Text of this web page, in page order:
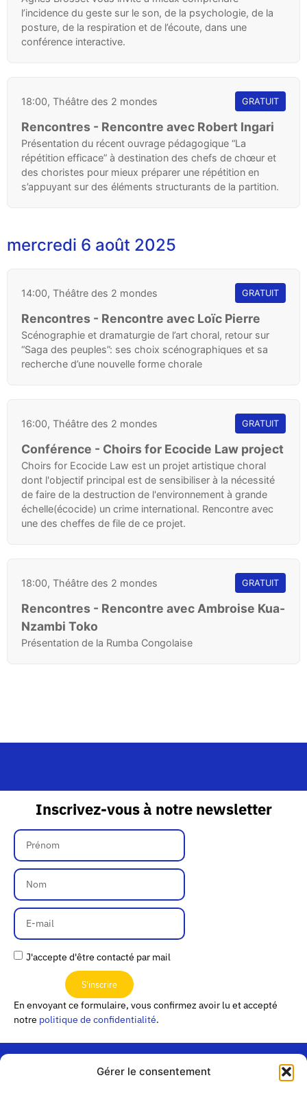
Gérer le consentement
l’incidence du geste sur le son, de la psychologie, de la
posture, de la respiration et de l’écoute, dans une
conférence interactive.
18:00, Théâtre des 2 mondes GRATUIT
Rencontres - Rencontre avec Robert Ingari
Présentation du récent ouvrage pédagogique “La
répétition efficace” à destination des chefs de chœur et
des choristes pour mieux préparer une répétition en
s’appuyant sur des éléments structurants de la partition.
mercredi 6 août 2025
14:00, Théâtre des 2 mondes GRATUIT
Rencontres - Rencontre avec Loïc Pierre
Scénographie et dramaturgie de l’art choral, retour sur
“Saga des peuples”: ses choix scénographiques et sa
recherche d’une nouvelle forme chorale
16:00, Théâtre des 2 mondes GRATUIT
Conférence - Choirs for Ecocide Law project
Choirs for Ecocide Law est un projet artistique choral
dont l'objectif principal est de sensibiliser à la nécessité
de faire de la destruction de l'environnement à grande
échelle(écocide) un crime international. Rencontre avec
une des cheffes de file de ce projet.
18:00, Théâtre des 2 mondes GRATUIT
Rencontres - Rencontre avec Ambroise Kua-
Nzambi Toko
Présentation de la Rumba Congolaise
Inscrivez-vous à notre newsletter
J'accepte d'être contacté par mail
S'inscrire
En envoyant ce formulaire, vous confirmez avoir lu et accepté
notre politique de confidentialité.